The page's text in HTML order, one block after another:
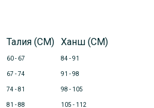
Талия (CM) Ханш (CM)
60 - 67 84 - 91
67 - 74 91 - 98
74 - 81 98 - 105
81 - 88 105 - 112